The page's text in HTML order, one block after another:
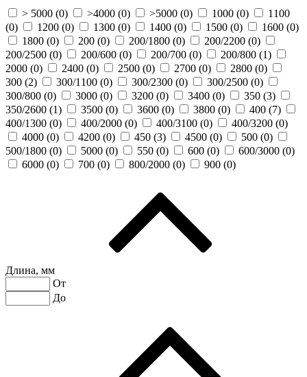
> 5000 (0) >4000 (0) >5000 (0) 1000 (0)
1100
(0) 1200 (0) 1300 (0) 1400 (0) 1500 (0) 1600 (0)
1800 (0) 200 (0) 200/1800 (0) 200/2200 (0)
200/2500 (0) 200/600 (0) 200/700 (0) 200/800 (1)
2000 (0) 2400 (0) 2500 (0) 2700 (0) 2800 (0)
300 (2) 300/1100 (0) 300/2300 (0) 300/2500 (0)
300/800 (0) 3000 (0) 3200 (0) 3400 (0) 350 (3)
350/2600 (1) 3500 (0) 3600 (0) 3800 (0) 400 (7)
400/1300 (0) 400/2000 (0) 400/3100 (0) 400/3200 (0)
4000 (0) 4200 (0) 450 (3) 4500 (0) 500 (0)
500/1800 (0) 5000 (0) 550 (0) 600 (0) 600/3000 (0)
6000 (0) 700 (0) 800/2000 (0) 900 (0)
Длина, мм
От
До